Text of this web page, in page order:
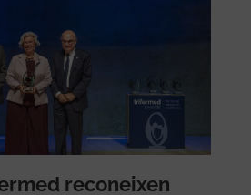
reconeixen